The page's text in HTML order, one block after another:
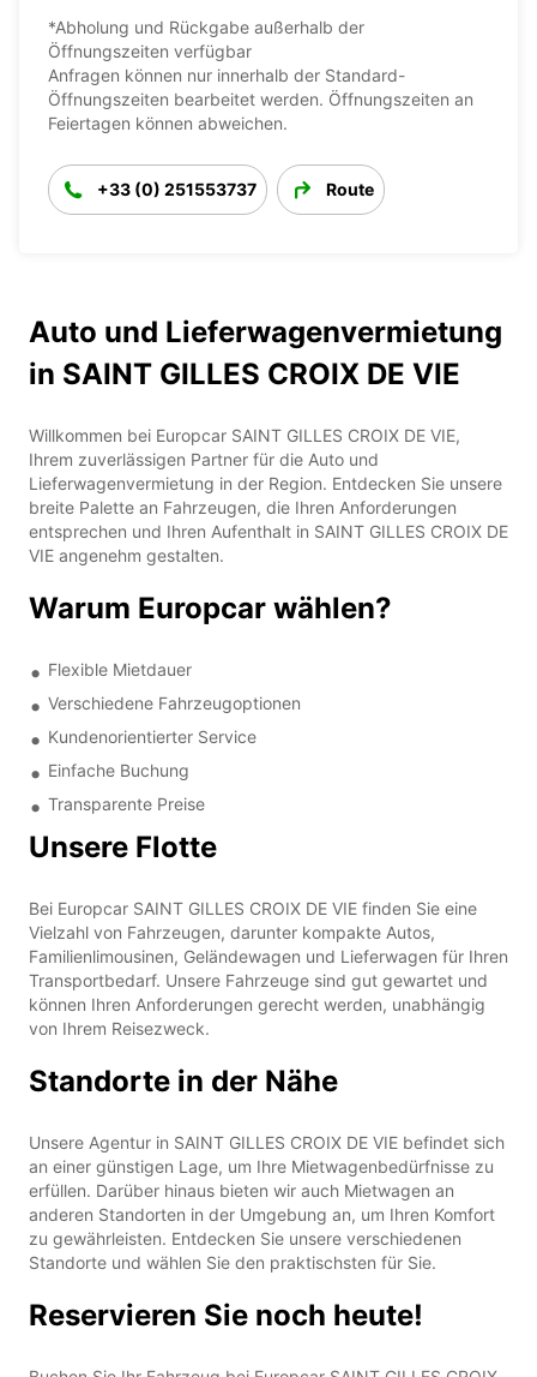
*Abholung und Rückgabe außerhalb der
Öffnungszeiten verfügbar
Anfragen können nur innerhalb der Standard-
Öffnungszeiten bearbeitet werden. Öffnungszeiten an
Feiertagen können abweichen.
+33 (0) 251553737 Route
Auto und Lieferwagenvermietung
in SAINT GILLES CROIX DE VIE
Willkommen bei Europcar SAINT GILLES CROIX DE VIE,
Ihrem zuverlässigen Partner für die Auto und
Lieferwagenvermietung in der Region. Entdecken Sie unsere
breite Palette an Fahrzeugen, die Ihren Anforderungen
entsprechen und Ihren Aufenthalt in SAINT GILLES CROIX DE
VIE angenehm gestalten.
Warum Europcar wählen?
Flexible Mietdauer
Verschiedene Fahrzeugoptionen
Kundenorientierter Service
Einfache Buchung
Transparente Preise
Unsere Flotte
Bei Europcar SAINT GILLES CROIX DE VIE finden Sie eine
Vielzahl von Fahrzeugen, darunter kompakte Autos,
Familienlimousinen, Geländewagen und Lieferwagen für Ihren
Transportbedarf. Unsere Fahrzeuge sind gut gewartet und
können Ihren Anforderungen gerecht werden, unabhängig
von Ihrem Reisezweck.
Standorte in der Nähe
Unsere Agentur in SAINT GILLES CROIX DE VIE befindet sich
an einer günstigen Lage, um Ihre Mietwagenbedürfnisse zu
erfüllen. Darüber hinaus bieten wir auch Mietwagen an
anderen Standorten in der Umgebung an, um Ihren Komfort
zu gewährleisten. Entdecken Sie unsere verschiedenen
Standorte und wählen Sie den praktischsten für Sie.
Reservieren Sie noch heute!